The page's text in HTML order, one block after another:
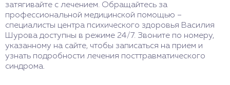
затягивайте с лечением. Обращайтесь за
профессиональной медицинской помощью –
специалисты центра психического здоровья Василия
Шурова доступны в режиме 24/7. Звоните по номеру,
указанному на сайте, чтобы записаться на прием и
узнать подробности лечения посттравматического
синдрома.